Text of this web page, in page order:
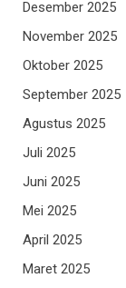
Desember 2025
November 2025
Oktober 2025
September 2025
Agustus 2025
Juli 2025
Juni 2025
Mei 2025
April 2025
Maret 2025